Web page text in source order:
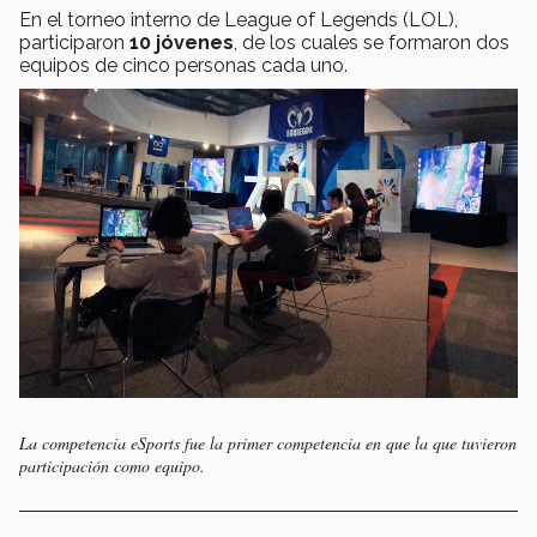
En el torneo interno de League of Legends (LOL),
participaron 10 jóvenes , de los cuales se formaron dos
equipos de cinco personas cada uno.
La competencia eSports fue la primer competencia en que la que tuvieron
participación como equipo.